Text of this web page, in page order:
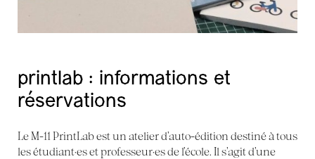
printlab : informations et
réservations
Le M-11 PrintLab est un atelier d’auto-édition destiné à tous
les étudiant·es et professeur·es de l’école. Il s’agit d’une